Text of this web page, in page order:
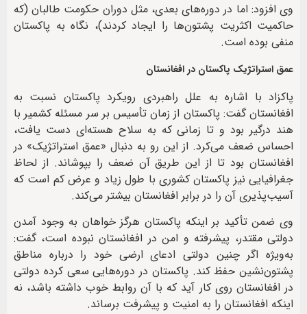
وی افزود: اما در دوره‌های بعدی، مثل دوران حکومت طالبان (که
حاکمیت اکثریت پشتون‌ها را ایجاد کردند)، نگاه به پاکستان
منفی بوده است.
عمق استراتژیک پاکستان در افغانستان
پاکزاد با اشاره به علل راهبردی رویکرد پاکستان نسبت به
افغانستان گفت: پاکستان از زمان تأسیس بر سر مسئله کشمیر با
هند درگیر بود و تا زمانی که به سلاح هسته‌ای دست یافت،
احساس ضعف می‌کرد. از این رو به دنبال «عمق استراتژیک» در
افغانستان بود تا از این طریق آن ضعف را بپوشاند. از لحاظ
جغرافیایی نیز پاکستان کشوری با طول زیاد و عرض کم است که
آسیب‌پذیری آن را در برابر افغانستان بیشتر می‌کند.
وی ضمن تأکید بر اینکه پاکستان هرگز خواهان به وجود آمدن
دولتی مقتدر، پیشرفته و امن در افغانستان نبوده است، گفت:
به‌ویژه اگر چنین دولتی ادعای ارضی خود را درباره مناطق
پشتون‌نشین حفظ کند. پاکستان در دوره‌هایی سعی کرده دولتی
در افغانستان روی کار آید که با آن روابط خوب داشته باشد، نه
اینکه افغانستان را به امنیت و پیشرفت برساند.